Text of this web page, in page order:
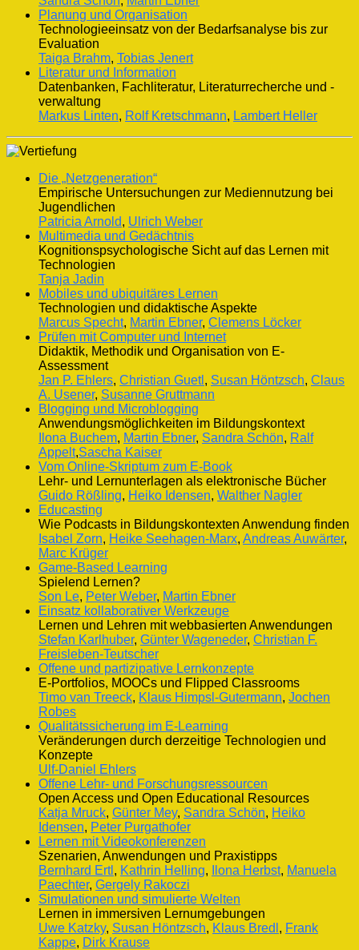
Planung und Organisation
Technologieeinsatz von der Bedarfsanalyse bis zur
Evaluation
Taiga Brahm, Tobias Jenert
Literatur und Information
Datenbanken, Fachliteratur, Literaturrecherche und -
verwaltung
Markus Linten, Rolf Kretschmann, Lambert Heller
Die „Netzgeneration“
Empirische Untersuchungen zur Mediennutzung bei
Jugendlichen
Patricia Arnold, Ulrich Weber
Multimedia und Gedächtnis
Kognitionspsychologische Sicht auf das Lernen mit
Technologien
Tanja Jadin
Mobiles und ubiquitäres Lernen
Technologien und didaktische Aspekte
Marcus Specht, Martin Ebner, Clemens Löcker
Prüfen mit Computer und Internet
Didaktik, Methodik und Organisation von E-
Assessment
Jan P. Ehlers, Christian Guetl , Susan Höntzsch, Claus
A. Usener, Susanne Gruttmann
Blogging und Microblogging
Anwendungsmöglichkeiten im Bildungskontext
Ilona Buchem, Martin Ebner, Sandra Schön, Ralf
Appelt,Sascha Kaiser
Vom Online-Skriptum zum E-Book
Lehr- und Lernunterlagen als elektronische Bücher
Guido Rößling, Heiko Idensen, Walther Nagler
Educasting
Wie Podcasts in Bildungskontexten Anwendung finden
Isabel Zorn, Heike Seehagen-Marx, Andreas Auwärter,
Marc Krüger
Game-Based Learning
Spielend Lernen?
Son Le, Peter Weber, Martin Ebner
Einsatz kollaborativer Werkzeuge
Lernen und Lehren mit webbasierten Anwendungen
Stefan Karlhuber, Günter Wageneder, Christian F.
Freisleben-Teutscher
Offene und partizipative Lernkonzepte
E-Portfolios, MOOCs und Flipped Classrooms
Timo van Treeck, Klaus Himpsl-Gutermann, Jochen
Robes
Qualitätssicherung im E-Learning
Veränderungen durch derzeitige Technologien und
Konzepte
Ulf-Daniel Ehlers
Offene Lehr- und Forschungsressourcen
Open Access und Open Educational Resources
Katja Mruck, Günter Mey, Sandra Schön, Heiko
Idensen, Peter Purgathofer
Lernen mit Videokonferenzen
Szenarien, Anwendungen und Praxistipps
Bernhard Ertl , Kathrin Helling, Ilona Herbst, Manuela
Paechter, Gergely Rakoczi
Simulationen und simulierte Welten
Lernen in immersiven Lernumgebungen
Uwe Katzky, Susan Höntzsch, Klaus Bredl , Frank
Kappe, Dirk Krause